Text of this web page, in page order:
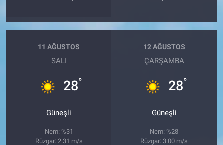
11 AĞUSTOS
SALI
28°
Güneşli
Nem: %31
Rüzgar: 2.31 m/s
12 AĞUSTOS
ÇARŞAMBA
28°
Güneşli
Nem: %28
Rüzgar: 3.00 m/s